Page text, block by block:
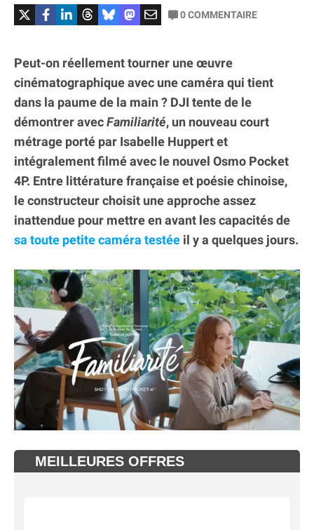
0COMMENTAIRE
Peut-on réellement tourner une œuvre
cinématographique avec une caméra qui tient
dans la paume de la main ? DJI tente de le
démontrer avecFamiliarité, un nouveau court
métrage porté par Isabelle Huppert et
intégralement filmé avec le nouvel Osmo Pocket
4P. Entre littérature française et poésie chinoise,
le constructeur choisit une approche assez
inattendue pour mettre en avant les capacités de
sa toute petite caméra testée il y a quelques jours.
MEILLEURES OFFRES